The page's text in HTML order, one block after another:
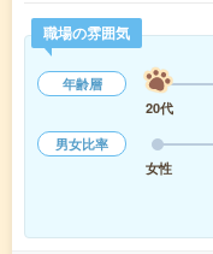
職場の雰囲気
年齢層
20代
男女比率
女性